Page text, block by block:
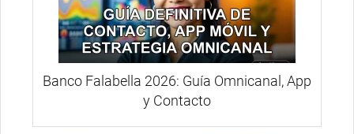
Banco Falabella 2026: Guía Omnicanal, App
y Contacto